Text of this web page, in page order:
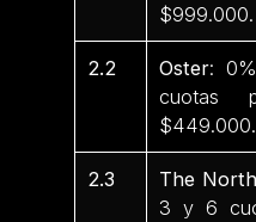
$999.000.
2.2 Oster:
cuotas
$449.000.
2.3 The
3 y 6